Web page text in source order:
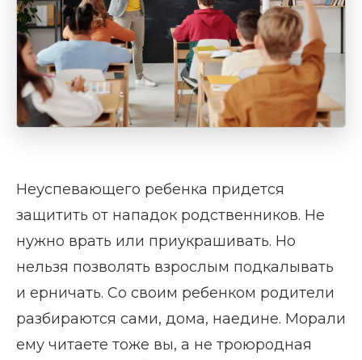
Неуспевающего ребенка придется
защитить от нападок родственников. Не
нужно врать или приукрашивать. Но
нельзя позволять взрослым подкалывать
и ерничать. Со своим ребенком родители
разбираются сами, дома, наедине. Морали
ему читаете тоже вы, а не троюродная